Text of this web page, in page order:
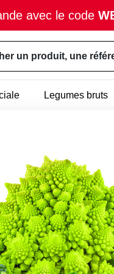
avec le code
un produit, une
Legumes bruts